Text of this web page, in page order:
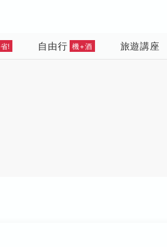
省! 自由行 機+酒 旅遊講座